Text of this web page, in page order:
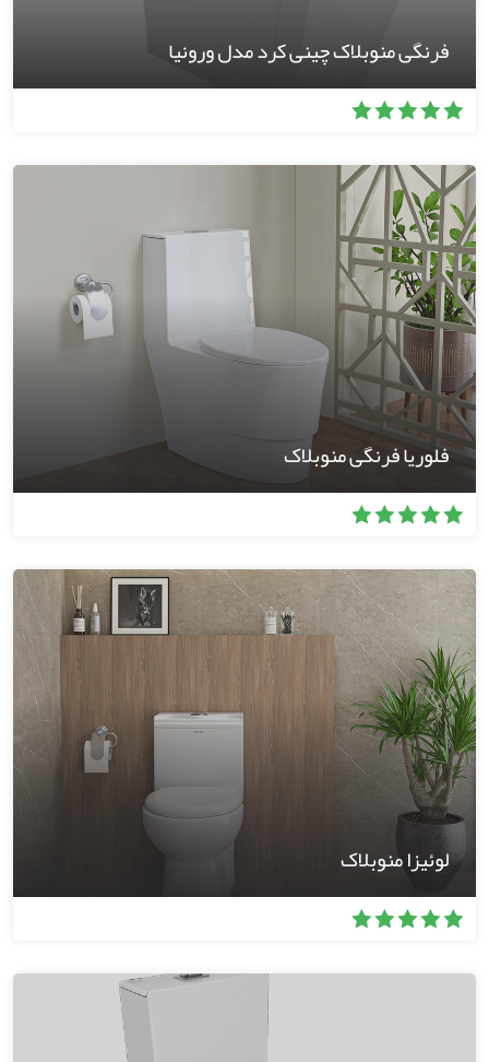
فرنگی منوبلاک چینی کرد مدل ورونیا
فلوریا فرنگی منوبلاک
لوئیزا منوبلاک